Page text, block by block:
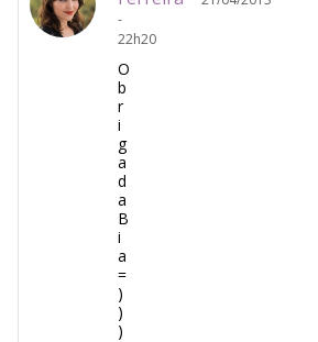
-
22h20
O
b
r
i
g
a
d
a
B
i
a
=
)
)
)